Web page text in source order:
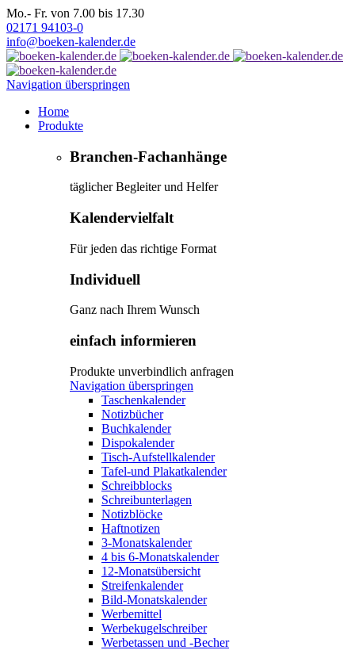
Mo.- Fr. von 7.00 bis 17.30
02171 94103-0
info@boeken-kalender.de
Navigation überspringen
Home
Produkte
Branchen-Fachanhänge
täglicher Begleiter und Helfer
Kalendervielfalt
Für jeden das richtige Format
Individuell
Ganz nach Ihrem Wunsch
einfach informieren
Produkte unverbindlich anfragen
Navigation überspringen
Taschenkalender
Notizbücher
Buchkalender
Dispokalender
Tisch-Aufstellkalender
Tafel-und Plakatkalender
Schreibblocks
Schreibunterlagen
Notizblöcke
Haftnotizen
3-Monatskalender
4 bis 6-Monatskalender
12-Monatsübersicht
Streifenkalender
Bild-Monatskalender
Werbemittel
Werbekugelschreiber
Werbetassen und -Becher